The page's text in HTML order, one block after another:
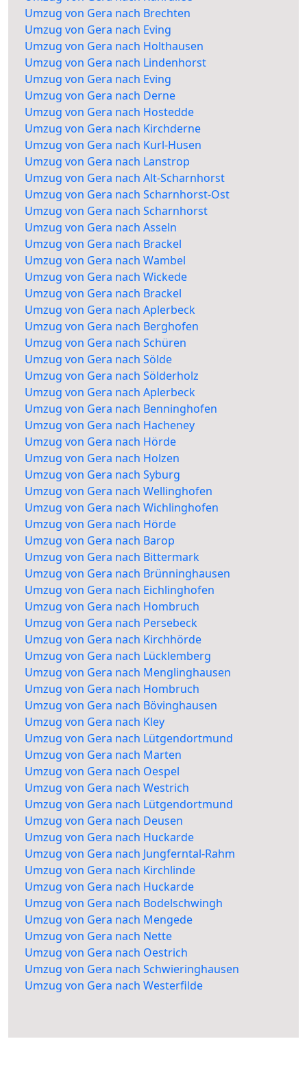
Umzug von Gera nach Brechten
Umzug von Gera nach Eving
Umzug von Gera nach Holthausen
Umzug von Gera nach Lindenhorst
Umzug von Gera nach Eving
Umzug von Gera nach Derne
Umzug von Gera nach Hostedde
Umzug von Gera nach Kirchderne
Umzug von Gera nach Kurl-Husen
Umzug von Gera nach Lanstrop
Umzug von Gera nach Alt-Scharnhorst
Umzug von Gera nach Scharnhorst-Ost
Umzug von Gera nach Scharnhorst
Umzug von Gera nach Asseln
Umzug von Gera nach Brackel
Umzug von Gera nach Wambel
Umzug von Gera nach Wickede
Umzug von Gera nach Brackel
Umzug von Gera nach Aplerbeck
Umzug von Gera nach Berghofen
Umzug von Gera nach Schüren
Umzug von Gera nach Sölde
Umzug von Gera nach Sölderholz
Umzug von Gera nach Aplerbeck
Umzug von Gera nach Benninghofen
Umzug von Gera nach Hacheney
Umzug von Gera nach Hörde
Umzug von Gera nach Holzen
Umzug von Gera nach Syburg
Umzug von Gera nach Wellinghofen
Umzug von Gera nach Wichlinghofen
Umzug von Gera nach Hörde
Umzug von Gera nach Barop
Umzug von Gera nach Bittermark
Umzug von Gera nach Brünninghausen
Umzug von Gera nach Eichlinghofen
Umzug von Gera nach Hombruch
Umzug von Gera nach Persebeck
Umzug von Gera nach Kirchhörde
Umzug von Gera nach Lücklemberg
Umzug von Gera nach Menglinghausen
Umzug von Gera nach Hombruch
Umzug von Gera nach Bövinghausen
Umzug von Gera nach Kley
Umzug von Gera nach Lütgendortmund
Umzug von Gera nach Marten
Umzug von Gera nach Oespel
Umzug von Gera nach Westrich
Umzug von Gera nach Lütgendortmund
Umzug von Gera nach Deusen
Umzug von Gera nach Huckarde
Umzug von Gera nach Jungferntal-Rahm
Umzug von Gera nach Kirchlinde
Umzug von Gera nach Huckarde
Umzug von Gera nach Bodelschwingh
Umzug von Gera nach Mengede
Umzug von Gera nach Nette
Umzug von Gera nach Oestrich
Umzug von Gera nach Schwieringhausen
Umzug von Gera nach Westerfilde